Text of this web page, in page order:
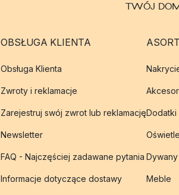
TWÓJ
OBSŁUGA KLIENTA
Obsługa Klienta
Zwroty i reklamacje
Zarejestruj swój zwrot lub reklamację
Newsletter
FAQ - Najczęściej zadawane pytania
Informacje dotyczące dostawy
Dodatki
Meble